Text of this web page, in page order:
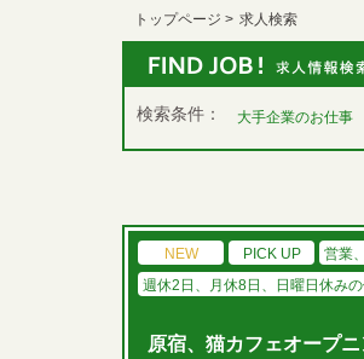
トップページ 求人検索
検索条件： 大手企業のお仕事
NEW PICK UP 営業
週休2日、月休8日、日曜日休み
原宿、猫カフェオープ